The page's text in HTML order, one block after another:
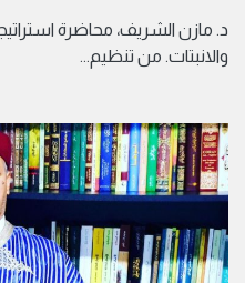
د. مازن الشريف، محاضرة
والانبتات. من تنظيم...